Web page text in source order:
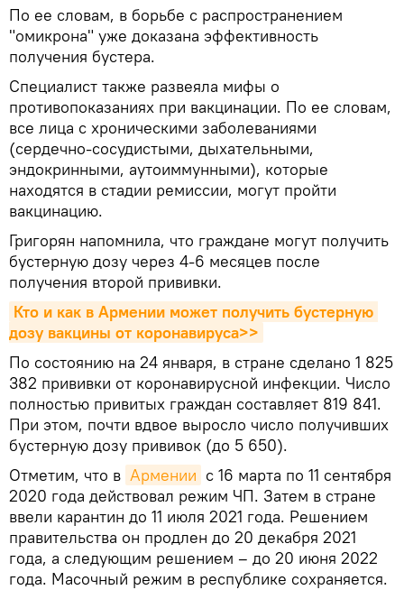
По ее словам, в борьбе с распространением
"омикрона" уже доказана эффективность
получения бустера.
Специалист также развеяла мифы о
противопоказаниях при вакцинации. По ее словам,
все лица с хроническими заболеваниями
(сердечно-сосудистыми, дыхательными,
эндокринными, аутоиммунными), которые
находятся в стадии ремиссии, могут пройти
вакцинацию.
Григорян напомнила, что граждане могут получить
бустерную дозу через 4-6 месяцев после
получения второй прививки.
Кто и как в Армении может получить бустерную
дозу вакцины от коронавируса>>
По состоянию на 24 января, в стране сделано 1 825
382 прививки от коронавирусной инфекции. Число
полностью привитых граждан составляет 819 841.
При этом, почти вдвое выросло число получивших
бустерную дозу прививок (до 5 650).
Отметим, что в Армении с 16 марта по 11 сентября
2020 года действовал режим ЧП. Затем в стране
ввели карантин до 11 июля 2021 года. Решением
правительства он продлен до 20 декабря 2021
года, а следующим решением – до 20 июня 2022
года. Масочный режим в республике сохраняется.